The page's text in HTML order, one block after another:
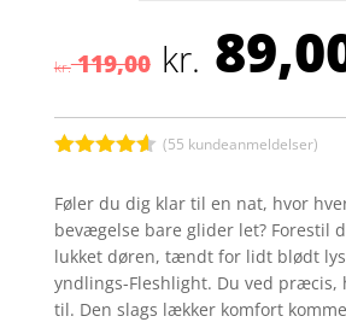
kr.119,00 Den
pris
var:
kr.
kr.
ud af 5
baseret
på
kundebedø
mmelser
(55 kundeanmeldelser)
Føler du dig klar til en nat, hvor
bevægelse bare glider let? Forestil
lukket døren, tændt for lidt blødt
yndlings-Fleshlight. Du ved præcis,
til. Den slags lækker komfort